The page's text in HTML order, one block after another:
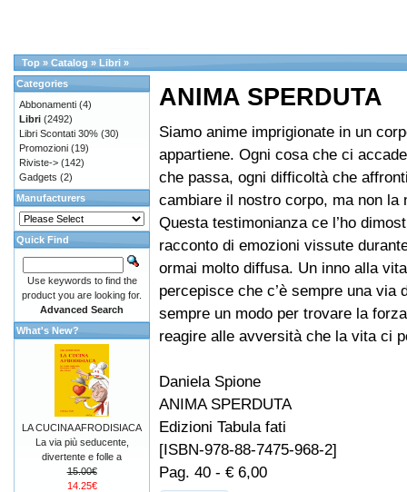
Top » Catalog » Libri »
ANIMA SPERDUTA
Siamo anime imprigionate in un
appartiene. Ogni cosa che ci
che passa, ogni difficoltà che
cambiare il nostro corpo, ma non la
Questa testimonianza ce l’ho
racconto di emozioni vissute
ormai molto diffusa. Un inno alla
percepisce che c’è sempre una via
sempre un modo per trovare la
reagire alle avversità che la vita ci
Daniela Spione
ANIMA SPERDUTA
Edizioni Tabula fati
[ISBN-978-88-7475-968-2]
Pag. 40 - € 6,00
Categories
Abbonamenti (4)
Libri (2492)
Libri Scontati 30% (30)
Promozioni (19)
Riviste-> (142)
Gadgets (2)
Manufacturers
Quick Find
Use keywords to find the
product you are looking for.
Advanced Search
What's New?
LA CUCINA AFRODISIACA
La via più seducente,
divertente e folle a
15.00€
14.25€